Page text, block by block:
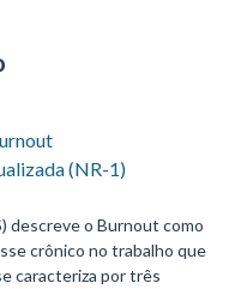
(NR-1)
descreve o Burnout como
crônico no trabalho que
caracteriza por três